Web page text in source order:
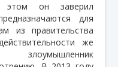
этом он заверил
для
из правительства
же
злоумышленник